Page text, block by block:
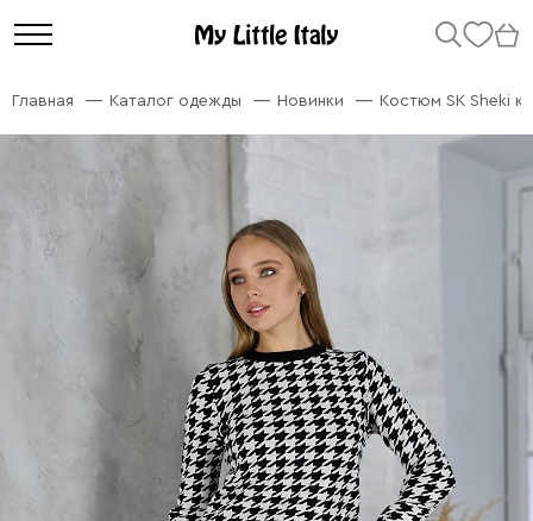
Главная Каталог одежды Новинки Костюм SK Sheki